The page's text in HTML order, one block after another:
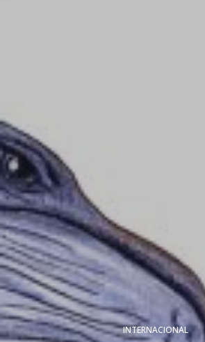
INTERNACIONAL